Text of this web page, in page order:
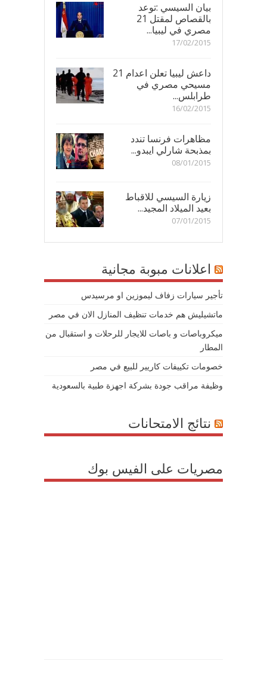
بيان السيسي :توعد
بالقصاص لمقتل 21
مصري في ليبيا...
17/02/2015
داعش ليبيا تعلن اعدام 21
مسيحي مصري في
طرابلس...
16/02/2015
مظاهرات فرنسا تندد
بمذبحة شارلي ايبدو...
08/01/2015
زيارة السيسي للاقباط
بعيد الميلاد المجيد...
07/01/2015
اعلانات مبوبة مجانية
تأجير سيارات زفاف ليموزين او مرسيدس
ماتشيليش هم خدمات تنظيف المنازل الان في مصر
ميكروباصات و باصات للايجار للرحلات و استقبال من
المطار
خصومات تكييفات كاريير للبيع في مصر
وظيفة مراقب جودة بشركة اجهزة طبية بالسعودية
نتائج الامتحانات
مصريات على الفيس بوك